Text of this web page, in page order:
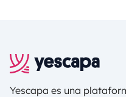
Yescapa es una